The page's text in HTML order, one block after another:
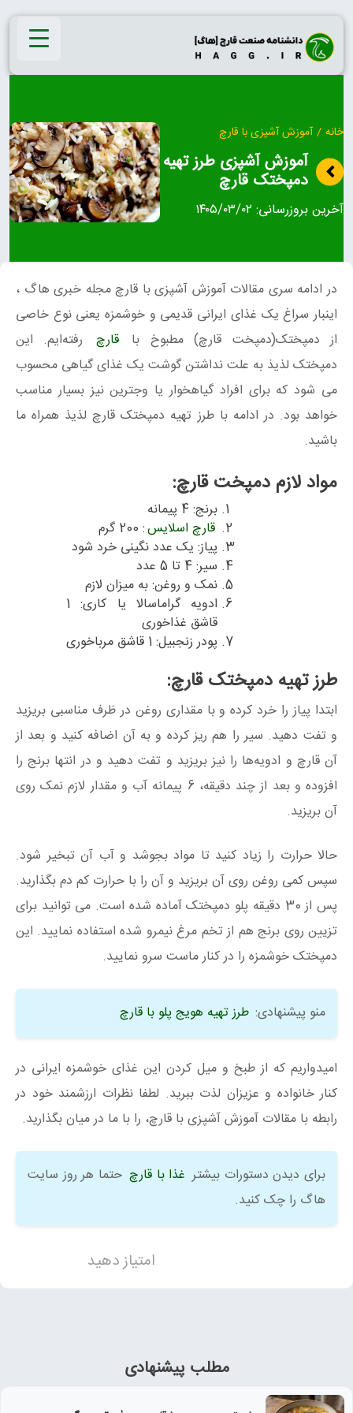
Skip
content
خانه / آموزش آشپزی با قارچ
آموزش آشپزی طرز تهیه
دمپختک قارچ
آخرین بروزرسانی: ۱۴۰۵/۰۳/۰۲
در ادامه سری مقالات آموزش آشپزی با قارچ مجله خبری هاگ ،
اینبار سراغ یک غذای ایرانی قدیمی و خوشمزه یعنی نوع خاصی
از دمپختک(دمپخت قارچ) مطبوخ با
قارچ
رفته‌ایم. این
دمپختک لذیذ به علت نداشتن گوشت یک غذای گیاهی محسوب
می شود که برای افراد گیاهخوار یا وجترین نیز بسیار مناسب
خواهد بود. در ادامه با طرز تهیه دمپختک قارچ لذیذ همراه ما
باشید.
مواد لازم دمپخت قارچ:
برنج: 4 پیمانه
قارچ اسلایس: 200 گرم
پیاز: یک عدد نگینی خرد شود
سیر: 4 تا 5 عدد
نمک و روغن: به میزان لازم
ادویه گراماسالا یا کاری: 1
قاشق غذاخوری
پودر زنجبیل: 1 قاشق مرباخوری
طرز تهیه دمپختک قارچ:
ابتدا پیاز را خرد کرده و با مقداری روغن در ظرف مناسبی بریزید
و تفت دهید. سیر را هم ریز کرده و به آن اضافه کنید و بعد از
آن قارچ و ادویه‌ها را نیز بریزید و تفت دهید و در انتها برنج را
افزوده و بعد از چند دقیقه، 6 پیمانه آب و مقدار لازم نمک روی
آن بریزید.
حالا حرارت را زیاد کنید تا مواد بجوشد و آب آن تبخیر شود.
سپس کمی روغن روی آن بریزید و آن را با حرارت کم دم بگذارید.
پس از 30 دقیقه پلو دمپختک آماده شده است. می توانید برای
تزیین روی برنج هم از تخم مرغ نیمرو شده استفاده نمایید. این
دمپختک خوشمزه را در کنار ماست سرو نمایید.
منو پیشنهادی: طرز تهیه هویج پلو با قارچ
امیدواریم که از طبخ و میل کردن این غذای خوشمزه ایرانی در
کنار خانواده و عزیزان لذت ببرید. لطفا نظرات ارزشمند خود در
رابطه با مقالات آموزش آشپزی با قارچ، را با ما در میان بگذارید.
برای دیدن دستورات بیشتر غذا با قارچ حتما هر روز سایت
هاگ را چک کنید.
امتیاز دهید
مطلب پیشنهادی